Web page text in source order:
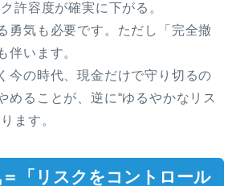
許容度が確実に下がる。
勇気も必要です。ただし「完全撤
伴います。
今の時代、現金だけで守り切るの
めることが、逆に“ゆるやかなリス
ます。
「リスクをコントロール